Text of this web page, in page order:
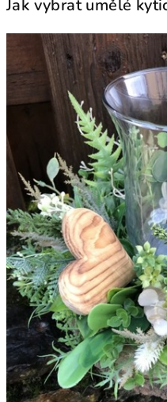
Jak vybrat umělé